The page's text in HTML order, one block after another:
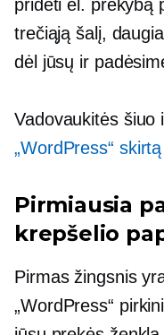
pridėti el. prekybą
trečiąją šalį,
dėl jūsų ir
Vadovaukitės šiuo
„WordPress“
Pirmiausia
krepšelio
Pirmas žingsnis
„WordPress“